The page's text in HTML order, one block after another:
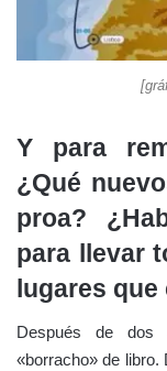
Y para
¿Qué
proa?
para llevar
lugares que
Después de dos
«borracho» de